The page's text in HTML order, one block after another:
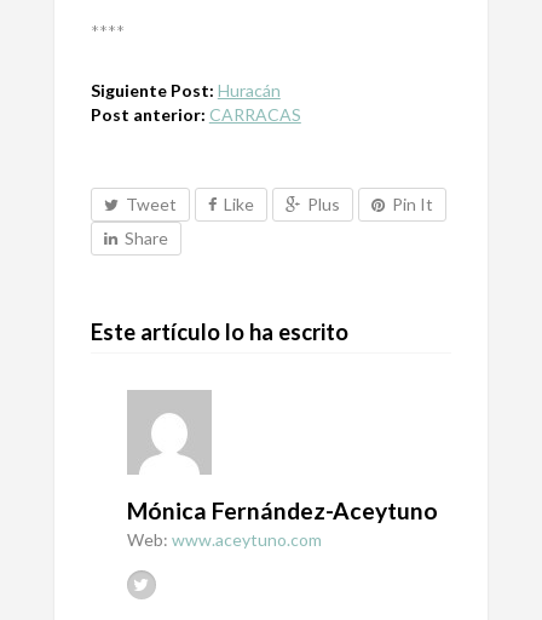
****
Siguiente Post: Huracán
Post anterior: CARRACAS
Tweet Like Plus
Pin It
Share
Este artículo lo ha escrito
Mónica Fernández-Aceytuno
Web: www.aceytuno.com